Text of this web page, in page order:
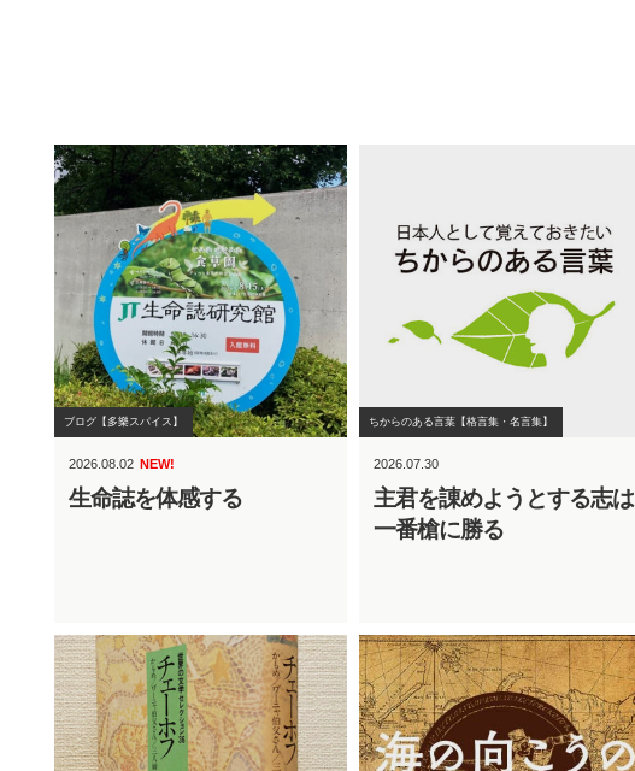
2026.08.02 NEW!
生命誌を体感する
ブログ【多樂スパイス】
2026.07.30
主君を諌めようとする志は
一番槍に勝る
ちからのある言葉【格言集・名言集】